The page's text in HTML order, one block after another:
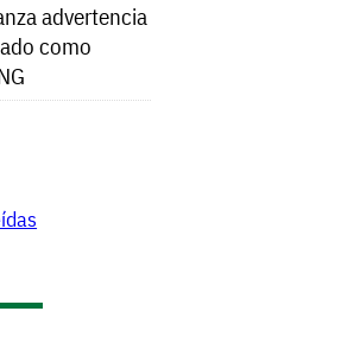
advertencia
como